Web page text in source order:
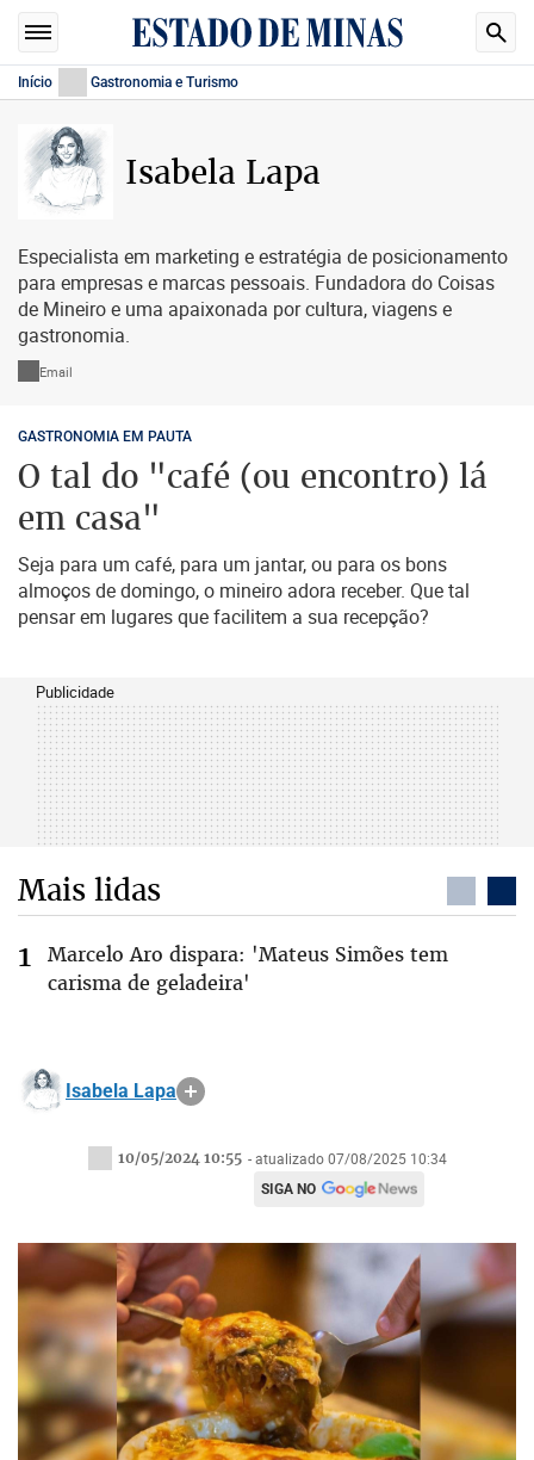
Início Gastronomia e Turismo
Isabela Lapa
Especialista em marketing e estratégia de posicionamento
para empresas e marcas pessoais. Fundadora do Coisas
de Mineiro e uma apaixonada por cultura, viagens e
gastronomia.
Email
GASTRONOMIA EM PAUTA
O tal do "café (ou encontro) lá
em casa"
Seja para um café, para um jantar, ou para os bons
almoços de domingo, o mineiro adora receber. Que tal
pensar em lugares que facilitem a sua recepção?
Publicidade
Mais lidas
Marcelo Aro dispara: 'Mateus Simões tem
carisma de geladeira'
Isabela Lapa
10/05/2024 10:55 - atualizado 07/08/2025 10:34
SIGA NO